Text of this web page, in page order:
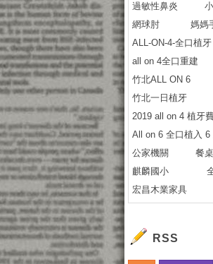
過敏性鼻炎
網球肘
媽媽
ALL-ON-4-全口植牙
all on 4全口重建
竹北ALL ON 6
竹北一日植牙
2019 all on 4 植牙
All on 6 全口植入 6
公家機關
餐
麒麟國小
宏昌木業家具
RSS